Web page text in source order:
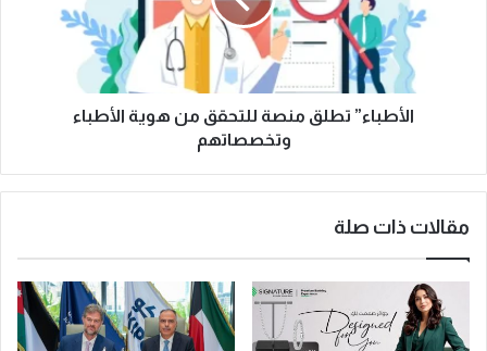
الأطباء” تطلق منصة للتحقق من هوية الأطباء
وتخصصاتهم
مقالات ذات صلة